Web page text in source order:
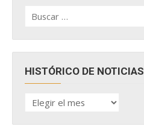
por:
HISTÓRICO DE NOTICIAS
HISTÓRICO
DE